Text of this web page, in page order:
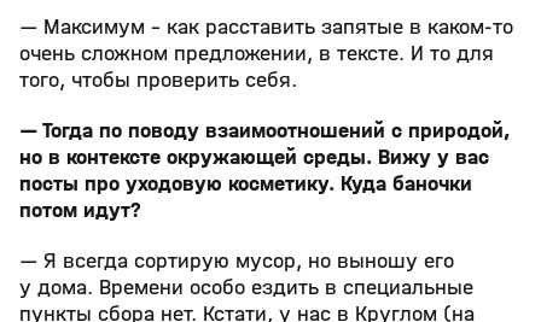
— Максимум - как расставить запятые в каком-то
очень сложном предложении, в тексте. И то для
того, чтобы проверить себя.
— Тогда по поводу взаимоотношений с природой,
но в контексте окружающей среды. Вижу у вас
посты про уходовую косметику. Куда баночки
потом идут?
— Я всегда сортирую мусор, но выношу его
у дома. Времени особо ездить в специальные
пункты сбора нет. Кстати, у нас в Круглом (на